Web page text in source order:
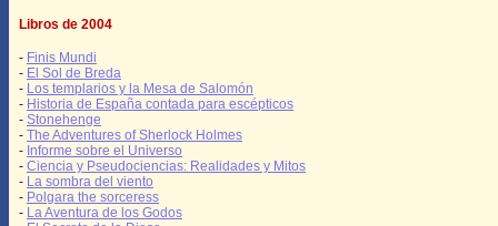
Libros de 2004
- Finis Mundi
- El Sol de Breda
- Los templarios y la Mesa de Salomón
- Historia de España contada para escépticos
- Stonehenge
- The Adventures of Sherlock Holmes
- Informe sobre el Universo
- Ciencia y Pseudociencias: Realidades y Mitos
- La sombra del viento
- Polgara the sorceress
- La Aventura de los Godos